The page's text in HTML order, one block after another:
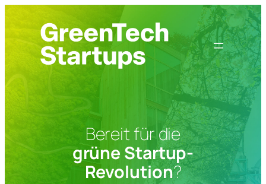
springen
Bereit für die
grüne Startup-
Revolution?